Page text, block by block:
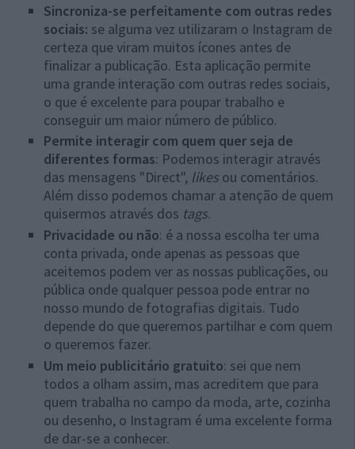
Sincroniza-se perfeitamente com outras redes
sociais: se alguma vez utilizaram o Instagram de
certeza que viram muitos ícones antes de
finalizar a publicação. Esta aplicação permite
uma grande interação com outras redes sociais,
o que é excelente para poupar trabalho e
conseguir um maior número de público.
Permite interagir com quem quer seja de
diferentes formas: Podemos interagir através
das mensagens "Direct", likes ou comentários.
Além disso podemos chamar a atenção de quem
quisermos através dos tags.
Privacidade ou não: é a nossa escolha ter uma
conta privada, onde apenas as pessoas que
aceitemos podem ver as nossas publicações, ou
pública onde qualquer pessoa pode entrar no
nosso mundo de fotografias digitais. Tudo
depende do que queremos partilhar e com quem
o queremos fazer.
Um meio publicitário gratuito: sei que nem
todos a olham assim, mas acreditem que para
quem trabalha no campo da moda, arte, cozinha
ou desenho, o Instagram é uma excelente forma
de dar-se a conhecer.